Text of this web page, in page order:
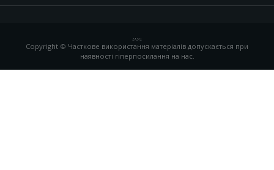
, ,
Copyright © Часткове використання матеріалів допускається при
наявності гіперпосилання на нас.